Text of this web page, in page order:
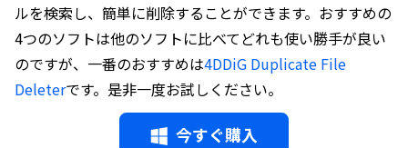
ルを検索し、簡単に削除することができます。おすすめの
4つのソフトは他のソフトに比べてどれも使い勝手が良い
のですが、一番のおすすめは4DDiG Duplicate File
Deleterです。是非一度お試しください。
今すぐ購入